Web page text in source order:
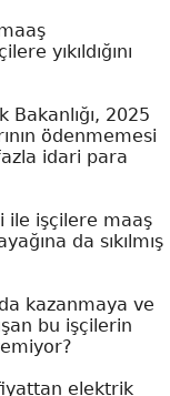
yıkıldığını
Bakanlığı, 2025
ödenmemesi
idari para
ile işçilere maaş
da sıkılmış
kazanmaya ve
bu işçilerin
elektrik